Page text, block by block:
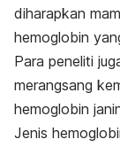
diharapkan
hemoglobin
Para peneliti
merangsang
hemoglobin
Jenis